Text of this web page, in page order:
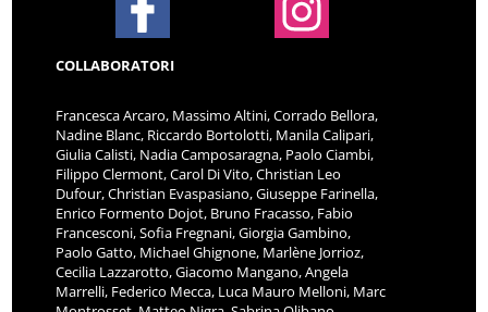
COLLABORATORI
Francesca Arcaro, Massimo Altini, Corrado Bellora,
Nadine Blanc, Riccardo Bortolotti, Manila Calipari,
Giulia Calisti, Nadia Camposaragna, Paolo Ciambi,
Filippo Clermont, Carol Di Vito, Christian Leo
Dufour, Christian Evaspasiano, Giuseppe Farinella,
Enrico Formento Dojot, Bruno Fracasso, Fabio
Francesconi, Sofia Fregnani, Giorgia Gambino,
Paolo Gatto, Michael Ghignone, Marlène Jorrioz,
Cecilia Lazzarotto, Giacomo Mangano, Angela
Marrelli, Federico Mecca, Luca Mauro Melloni, Marc